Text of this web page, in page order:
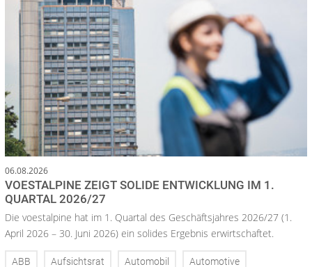
06.08.2026
VOESTALPINE ZEIGT SOLIDE ENTWICKLUNG IM 1.
QUARTAL 2026/27
Die voestalpine hat im 1. Quartal des Geschäftsjahres 2026/27 (1.
April 2026 – 30. Juni 2026) ein solides Ergebnis erwirtschaftet.
ABB Aufsichtsrat Automobil Automotive